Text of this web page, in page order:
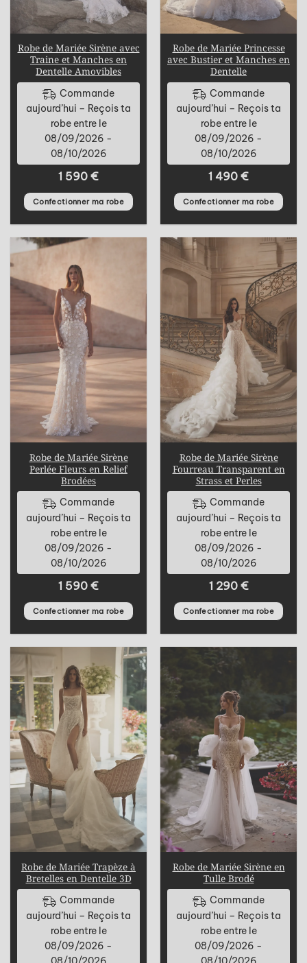
Robe de Mariée Sirène avec
Traine et Manches en
Dentelle Amovibles
Commande
aujourd’hui – Reçois ta
robe entre le
08/09/2026 -
08/10/2026
1 590 €
Confectionner ma robe
Robe de Mariée Princesse
avec Bustier et Manches en
Dentelle
Commande
aujourd’hui – Reçois ta
robe entre le
08/09/2026 -
08/10/2026
1 490 €
Confectionner ma robe
Robe de Mariée Sirène
Perlée Fleurs en Relief
Brodées
Commande
aujourd’hui – Reçois ta
robe entre le
08/09/2026 -
08/10/2026
1 590 €
Confectionner ma robe
Robe de Mariée Sirène
Fourreau Transparent en
Strass et Perles
Commande
aujourd’hui – Reçois ta
robe entre le
08/09/2026 -
08/10/2026
1 290 €
Confectionner ma robe
Robe de Mariée Trapèze à
Bretelles en Dentelle 3D
Commande
aujourd’hui – Reçois ta
robe entre le
08/09/2026 -
Robe de Mariée Sirène en
Tulle Brodé
Commande
aujourd’hui – Reçois ta
robe entre le
08/09/2026 -